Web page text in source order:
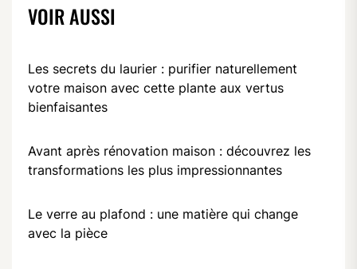
VOIR AUSSI
Les secrets du laurier : purifier naturellement
votre maison avec cette plante aux vertus
bienfaisantes
Avant après rénovation maison : découvrez les
transformations les plus impressionnantes
Le verre au plafond : une matière qui change
avec la pièce